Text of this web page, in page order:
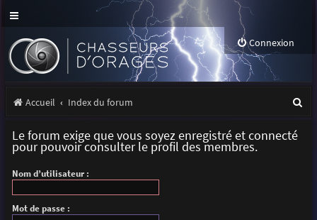
Connexion
Accueil Index du forum
Le forum exige que vous soyez enregistré et connecté
pour pouvoir consulter le profil des membres.
Nom d’utilisateur :
Mot de passe :